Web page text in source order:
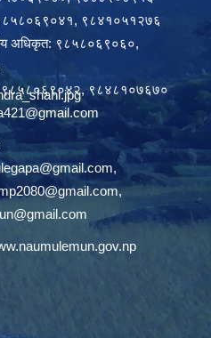
९८५८०६९०४१, ९८४१०५१२७६
अधिकृत: ९८५८०६९०६०,
९८५८०६९०४२, ९८४८१०७६७०
,
,